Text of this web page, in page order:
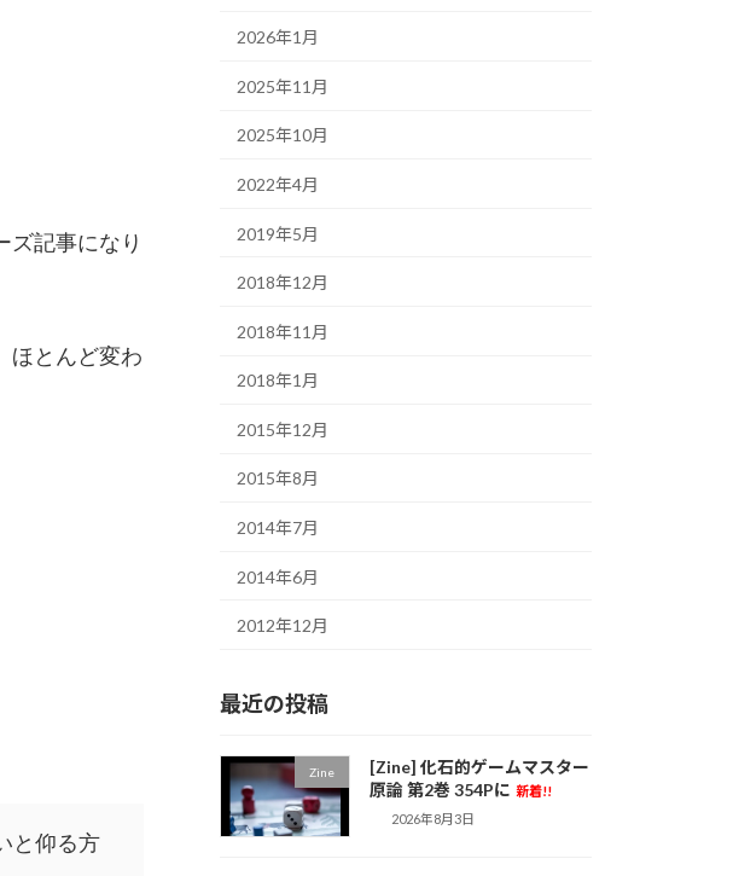
ズ記事になり
ほとんど変わ
と仰る方
2026年1月
2025年11月
2025年10月
2022年4月
2019年5月
2018年12月
2018年11月
2018年1月
2015年12月
2015年8月
2014年7月
2014年6月
2012年12月
最近の投稿
Zine
[Zine] 化石的ゲームマスター
原論 第2巻 354Pに 新着!!
2026年8月3日